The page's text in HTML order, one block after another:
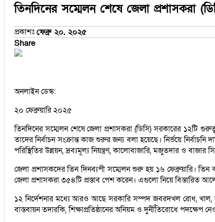
তিনদিনের সম্মেলন শেষে জেলা প্রশাসকরা
প্রকাশঃফেব্রু ২০, ২০২৫
Share
অনলাইন ডেস্ক:
২০ ফেব্রুয়ারি ২০২৫
তিনদিনের সম্মেলন শেষে জেলা প্রশাসকরা (ডিসি) সরকারের ১২টি
তাদের নির্বাচন সংক্রান্ত কাজ শুরুর জন্য বলা হয়েছে। নির্ভয়ে
পরিস্থিতির উন্নয়ন, দ্রব্যমূল্য নিয়ন্ত্রণ, কালোবাজারি, মজুতদার ও বাজার
জেলা প্রশাসকদের তিন দিনব্যপী সম্মেলন শুরু হয় ১৬ ফেব্রুয়ারি।
জেলা প্রশাসকরা ৩৫৪টি প্রস্তাব পেশ করেন। এগুলো নিয়ে বিস্তারিত
১২ নির্দেশনার মধ্যে আরও আছে সরকারি সম্পদ জবরদখল রোধ, খাল,
বাস্তবায়ন তদারকি, শিক্ষাপ্রতিষ্ঠানের অনিয়ম ও দুর্নীতিরোধে